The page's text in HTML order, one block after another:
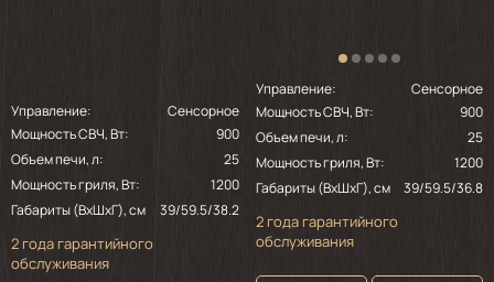
Очень миленько, работает, украшает
интерьер
2025-02-15
2025-02-07
Управление:
Сенсорное
Мощность СВЧ, Вт:
900
Объем печи, л:
25
Мощность гриля, Вт:
1200
Габариты (ВхШхГ), см
39/59.5/38.2
2 года гарантийного
обслуживания
Управление:
Сенсорное
Мощность СВЧ, Вт:
900
Объем печи, л:
25
Мощность гриля, Вт:
1200
Габариты (ВхШхГ), см
39/59.5/36.8
2 года гарантийного
обслуживания